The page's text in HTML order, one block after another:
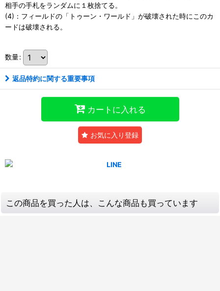
相手の手札をランダムに１枚捨てる。
(4)：フィールドの「トゥーン・ワールド」が破壊された時にこのカ
ードは破壊される。
数量:
返品特約に関する重要事項
カートに入れる
お気に入り登録
この商品を買った人は、こんな商品も買っています